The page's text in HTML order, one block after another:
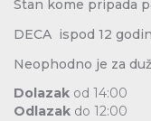
Stan kome pripada
DECA ispod 12
Neophodno je za
Dolazak od 14:00
Odlazak do 12:00